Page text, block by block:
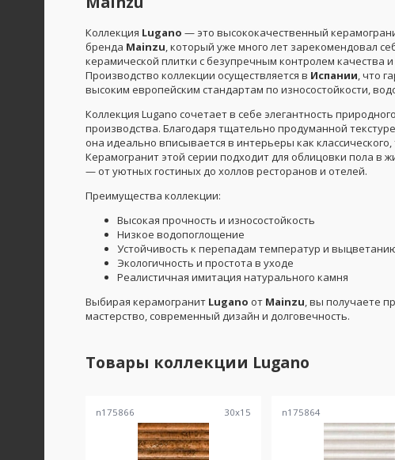
Коллекция Lugano — это высококачественный
бренда Mainzu, который уже много лет зарекомендовал
керамической плитки с безупречным контролем качества
Производство коллекции осуществляется в Испании, что
высоким европейским стандартам по износостойкости,
Коллекция Lugano сочетает в себе элегантность
производства. Благодаря тщательно продуманной
она идеально вписывается в интерьеры как классического,
Керамогранит этой серии подходит для облицовки пола в
— от уютных гостиных до холлов ресторанов и отелей.
Преимущества коллекции:
Высокая прочность и износостойкость
Низкое водопоглощение
Устойчивость к перепадам температур и
Экологичность и простота в уходе
Реалистичная имитация натурального камня
Выбирая керамогранит Lugano от Mainzu, вы получаете
мастерство, современный дизайн и долговечность.
Товары коллекции Lugano
n175866 30x15 n175864